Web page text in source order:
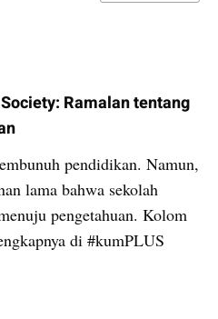
Ramalan tentang
pendidikan. Namun,
lama bahwa sekolah
pengetahuan. Kolom
di #kumPLUS